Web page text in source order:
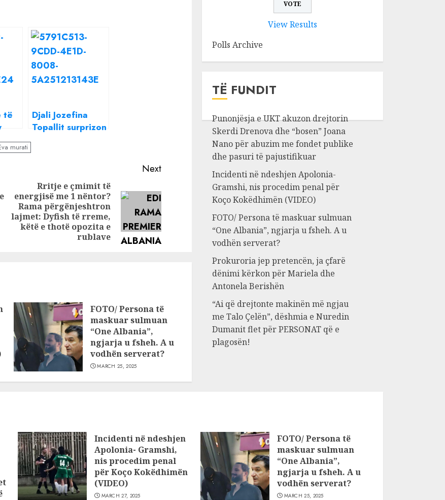
të
për
Djali Jozefina
Topallit surprizon
murati
Previous
post:
Next
Next
post:
Rritje e çmimit të
energjisë me 1 nëntor?
Rama përgënjeshtron
lajmet: Dyfish të rreme,
këtë e thotë opozita e
rublave
FOTO/ Persona të
maskuar sulmuan
“One Albania”,
ngjarja u fsheh. A u
vodhën serverat?
MARCH 25, 2025
View Results
Polls Archive
TË FUNDIT
Punonjësja e UKT akuzon drejtorin
Skerdi Drenova dhe “bosen” Joana
Nano për abuzim me fondet publike
dhe pasuri të pajustifikuar
Incidenti në ndeshjen Apolonia-
Gramshi, nis procedim penal për
Koço Kokëdhimën (VIDEO)
FOTO/ Persona të maskuar sulmuan
“One Albania”, ngjarja u fsheh. A u
vodhën serverat?
Prokuroria jep pretencën, ja çfarë
dënimi kërkon për Mariela dhe
Antonela Berishën
“Ai që drejtonte makinën më ngjau
me Talo Çelën”, dëshmia e Nuredin
Dumanit flet për PERSONAT që e
plagosën!
Incidenti në ndeshjen
Apolonia- Gramshi,
nis procedim penal
për Koço Kokëdhimën
(VIDEO)
MARCH 27, 2025
FOTO/ Persona të
maskuar sulmuan
“One Albania”,
ngjarja u fsheh. A u
vodhën serverat?
MARCH 25, 2025